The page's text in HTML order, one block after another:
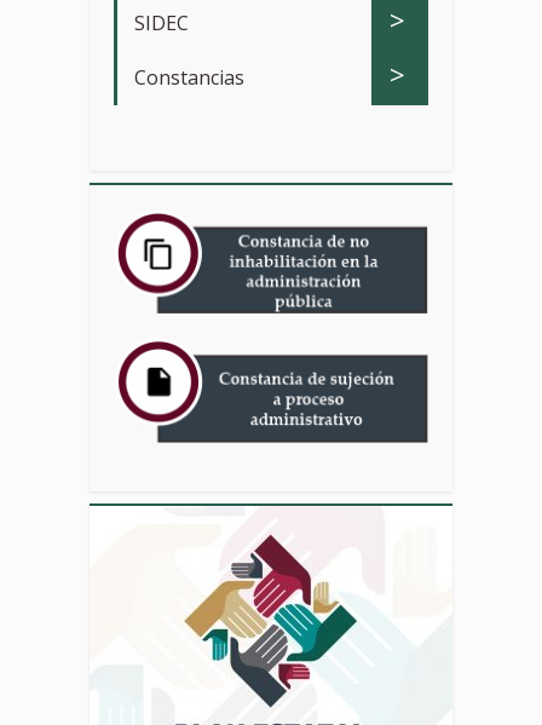
SIDEC >
Constancias >